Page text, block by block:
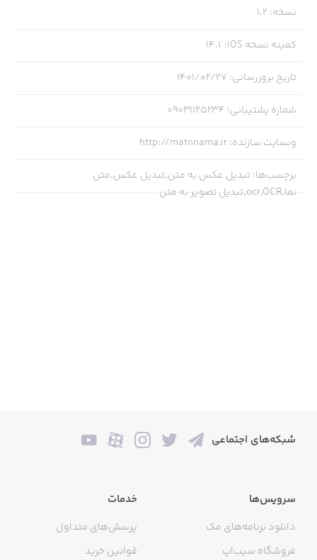
نسخه:
1.2
کمینه نسخه iOS :
14.1
تاریخ بروزرسانی: ۱۴۰۱/۰۲/۲۷
شماره پشتیبانی:
09031125234
وبسایت سازنده:
http://matnnama.ir
برچسب‌ها: تبدیل عکس به متن,تبدیل عکس,متن
نما,ocr,OCR,تبدیل تصویر به متن
شبکه‌های اجتماعی
سرویس‌ها
دانلود برنامه‌های مک
فروشگاه سیب‌اپ
خدمات
پرسش‌های متداول
قوانین خرید